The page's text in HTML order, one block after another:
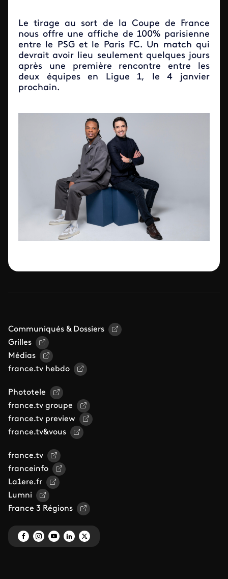
Le tirage au sort de la Coupe de France
nous offre une affiche de 100% parisienne
entre le PSG et le Paris FC. Un match qui
devrait avoir lieu seulement quelques jours
après une première rencontre entre les
deux équipes en Ligue 1, le 4 janvier
prochain.
Communiqués & Dossiers
Grilles
Médias
france.tv hebdo
Phototele
france.tv groupe
france.tv preview
france.tv&vous
france.tv
franceinfo
La1ere.fr
Lumni
France 3 Régions